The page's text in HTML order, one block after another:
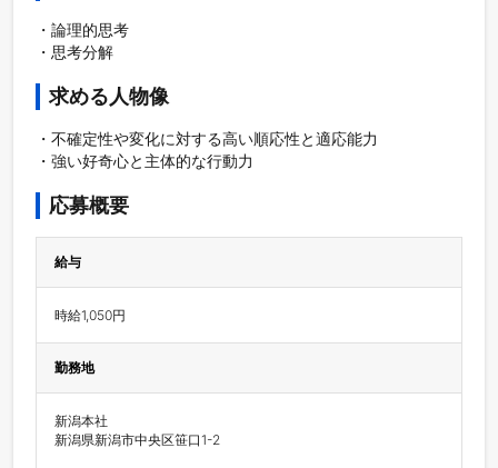
・論理的思考
・思考分解
求める人物像
・不確定性や変化に対する高い順応性と適応能力
・強い好奇心と主体的な行動力
応募概要
給与
時給1,050円
勤務地
新潟本社
新潟県新潟市中央区笹口1-2